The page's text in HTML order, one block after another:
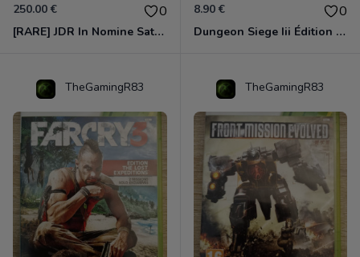
250.00 € 0
[RARE] JDR In Nomine Satanis / Magna Veritas – 1ère Édition BOÎTE (DOS BLANC, 1989) - CROC / Siroz
8.90 € 0
Dungeon Siege Iii Édition Limitée - Vf Intégrale Xbox 360
TheGamingR83 TheGamingR83